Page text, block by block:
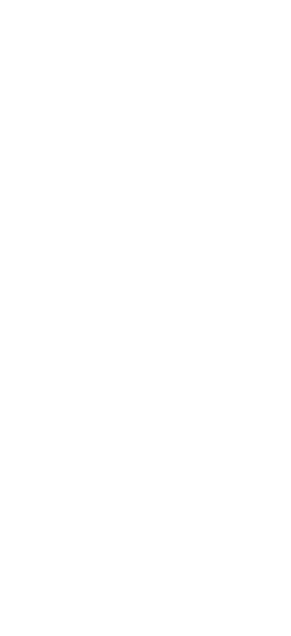
を提供させていただ
をご了承ください。
ことをご了承くださ
ン制御機器販売店・
さい。
ないようお願いしま
バーズにご登録され
び当社の共同利用者
範囲」に記載されて
。
商品です。
定はありません。
を得ず変更すること
類(PBDE) 1000ppm以下、
のではありません。
荷製品に未対応品が
ル類) : 1000ppm、
ル) : 1000ppm、
ぼさない年数を意
｢規制貨物等」とい
引許可)を取得する
う必要な手段を講じ
びにこれらの製造装
者に通知します。
合は、取り引きをい
のオムロン制御